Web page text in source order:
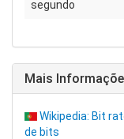
segundo
Mais
Wikipedia: Bit
de bits